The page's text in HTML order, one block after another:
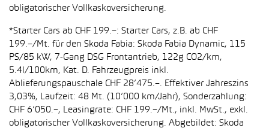
obligatorischer Vollkaskoversicherung.
*Starter Cars ab CHF 199.–: Starter Cars, z.B. ab CHF
199.–/Mt. für den Skoda Fabia: Skoda Fabia Dynamic, 115
PS/85 kW, 7-Gang DSG Frontantrieb, 122g CO2/km,
5.4l/100km, Kat. D. Fahrzeugpreis inkl.
Ablieferungspauschale CHF 28’475.–. Effektiver Jahreszins
3,03%, Laufzeit: 48 Mt. (10’000 km/Jahr), Sonderzahlung:
CHF 6’050.–, Leasingrate: CHF 199.–/Mt., inkl. MwSt., exkl.
obligatorischer Vollkaskoversicherung. Abgebildet: Skoda